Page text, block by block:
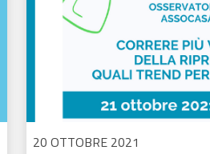
20 OTTOBRE 2021